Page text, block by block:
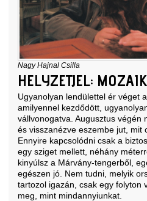
Nagy Hajnal Csilla
HELYZETJEL:
Ugyanolyan lendülettel ér véget
amilyennel kezdődött,
vállvonogatva. Augusztus végén
és visszanézve eszembe jut, mit
Ennyire kapcsolódni csak a
egy sziget mellett, néhány
kinyúlsz a Márvány-tengerből,
egészen jó. Nem tudni, melyik
tartozol igazán, csak egy folyton
meg, mint mindannyiunkat.